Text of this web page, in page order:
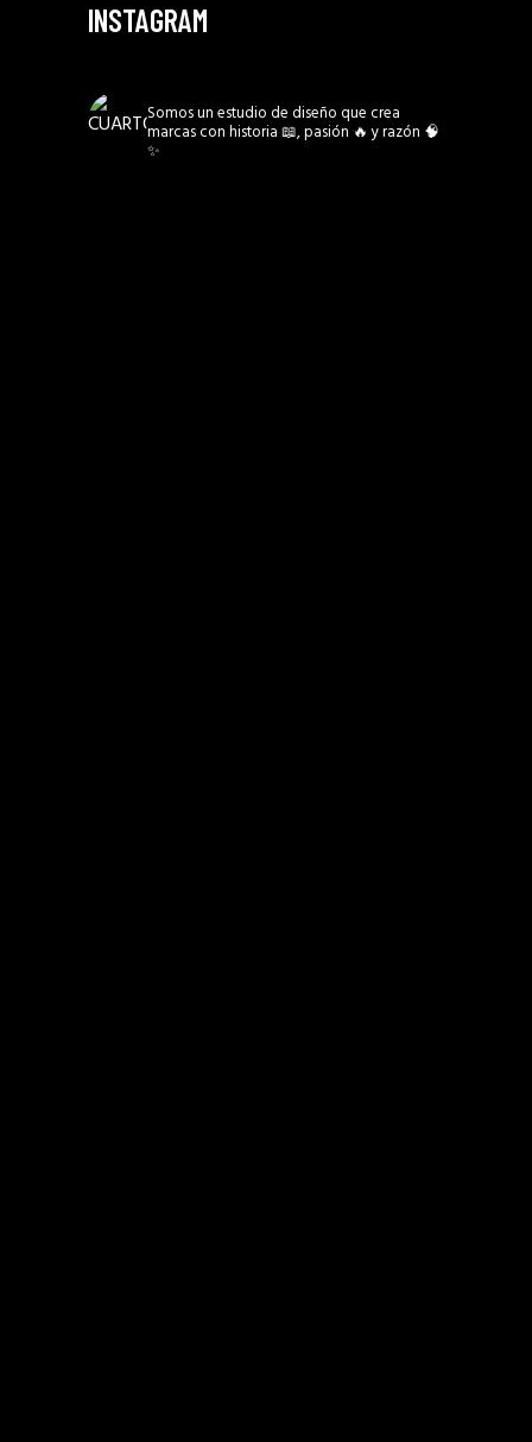
INSTAGRAM
Somos un estudio de diseño que crea
marcas con historia 📖, pasión 🔥 y razón 🧠
✨